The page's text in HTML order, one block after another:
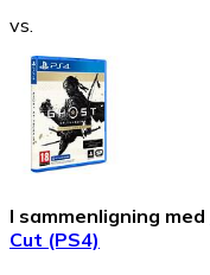
vs.
I sammenligning med
Cut (PS4)